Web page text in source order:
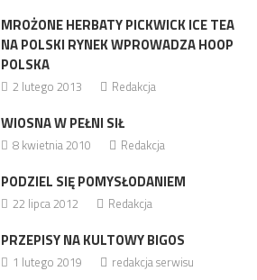
MROŻONE HERBATY PICKWICK ICE TEA
NA POLSKI RYNEK WPROWADZA HOOP
POLSKA
2 lutego 2013 Redakcja
WIOSNA W PEŁNI SIŁ
8 kwietnia 2010 Redakcja
PODZIEL SIĘ POMYSŁODANIEM
22 lipca 2012 Redakcja
PRZEPISY NA KULTOWY BIGOS
1 lutego 2019 redakcja serwisu